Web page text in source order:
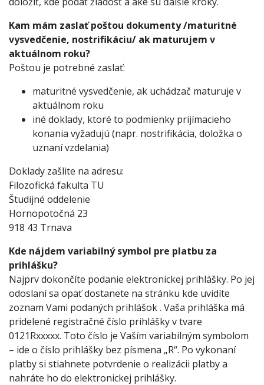
Kam mám zaslať poštou dokumenty /maturitné
vysvedčenie, nostrifikáciu/ ak maturujem v
aktuálnom roku?
Poštou je potrebné zaslať:
maturitné vysvedčenie, ak uchádzač maturuje v
aktuálnom roku
iné doklady, ktoré to podmienky prijímacieho
konania vyžadujú (napr. nostrifikácia, doložka o
uznaní vzdelania)
Doklady zašlite na adresu:
Filozofická fakulta TU
Študijné oddelenie
Hornopotočná 23
918 43 Trnava
Kde nájdem variabilný symbol pre platbu za
prihlášku?
Najprv dokončíte podanie elektronickej prihlášky. Po jej
odoslaní sa opäť dostanete na stránku kde uvidíte
zoznam Vami podaných prihlášok . Vaša prihláška má
pridelené registračné číslo prihlášky v tvare
0121Rxxxxx. Toto číslo je Vaším variabilným symbolom
– ide o číslo prihlášky bez písmena „R“. Po vykonaní
platby si stiahnete potvrdenie o realizácii platby a
nahráte ho do elektronickej prihlášky.